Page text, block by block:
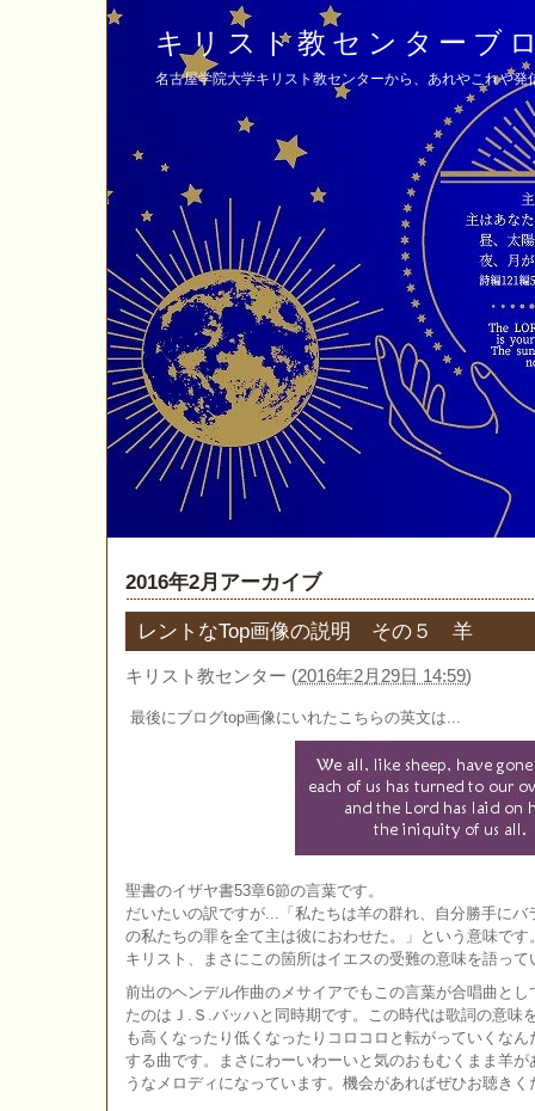
キリスト教センターブ
名古屋学院大学キリスト教センターから、あれやこれや発
2016年2月アーカイブ
レントなTop画像の説明 その５ 羊
キリスト教センター (2016年2月29日 14:59)
最後にブログtop画像にいれたこちらの英文は...
聖書のイザヤ書53章6節の言葉です。
だいたいの訳ですが...「私たちは羊の群れ、自分勝手に
の私たちの罪を全て主は彼におわせた。」という意味で
キリスト、まさにこの箇所はイエスの受難の意味を語って
前出のヘンデル作曲のメサイアでもこの言葉が合唱曲と
たのはＪ.Ｓ.バッハと同時期です。この時代は歌詞の意味
も高くなったり低くなったりコロコロと転がっていくな
する曲です。まさにわーいわーいと気のおもむくまま羊
うなメロディになっています。機会があればぜひお聴きく